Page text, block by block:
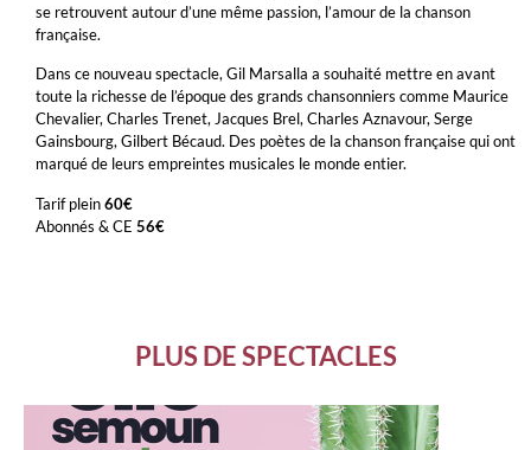
se retrouvent autour d’une même passion, l’amour de la chanson
française.
Dans ce nouveau spectacle, Gil Marsalla a souhaité mettre en avant
toute la richesse de l’époque des grands chansonniers comme Maurice
Chevalier, Charles Trenet, Jacques Brel, Charles Aznavour, Serge
Gainsbourg, Gilbert Bécaud. Des poètes de la chanson française qui ont
marqué de leurs empreintes musicales le monde entier.
Tarif plein60€
Abonnés & CE 56€
PLUS DE SPECTACLES